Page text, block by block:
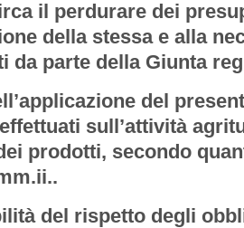
il perdurare dei
della stessa e alla
da parte della Giunta
del
sull’attività
prodotti, secondo
del rispetto degli